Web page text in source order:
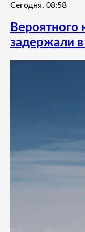
Сегодня, 08:58
Вероятного
задержали